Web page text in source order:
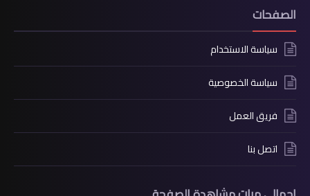
الصفحات
سياسة الاستخدام
سياسة الخصوصية
فريق العمل
اتصل بنا